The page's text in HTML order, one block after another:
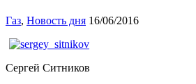
Газ, Новость дня 16/06/2016
Сергей Ситников